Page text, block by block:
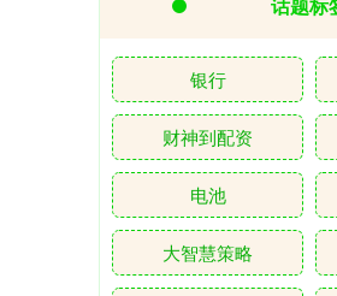
银行
财神到配资
电池
大智慧策略